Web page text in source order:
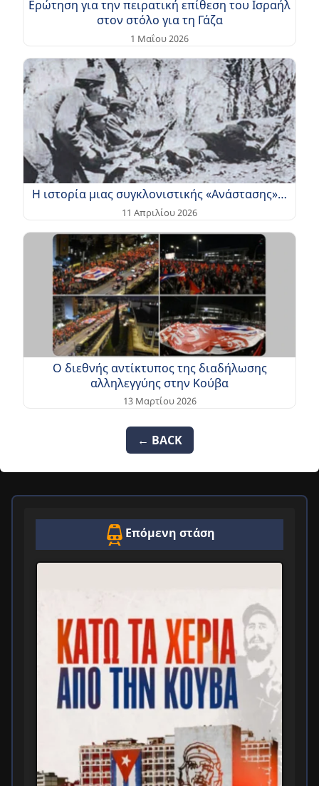
Ερώτηση για την πειρατική επίθεση του Ισραήλ
στον στόλο για τη Γάζα
1 Μαΐου 2026
Η ιστορία μιας συγκλονιστικής «Ανάστασης»…
11 Απριλίου 2026
Ο διεθνής αντίκτυπος της διαδήλωσης
αλληλεγγύης στην Κούβα
13 Μαρτίου 2026
← BACK
Επόμενη στάση